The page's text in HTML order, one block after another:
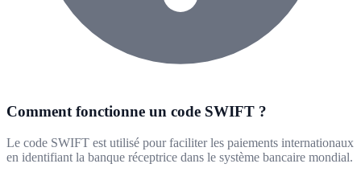
Comment fonctionne un code SWIFT ?
Le code SWIFT est utilisé pour faciliter les paiements internationaux
en identifiant la banque réceptrice dans le système bancaire mondial.